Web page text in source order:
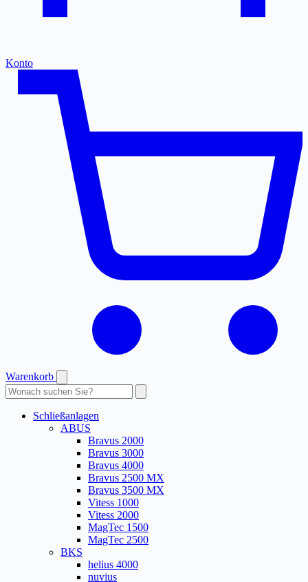
Konto
Warenkorb
Produkte
durchsuchen
Schließanlagen
ABUS
Bravus 2000
Bravus 3000
Bravus 4000
Bravus 2500 MX
Bravus 3500 MX
Vitess 1000
Vitess 2000
MagTec 1500
MagTec 2500
BKS
helius 4000
nuvius